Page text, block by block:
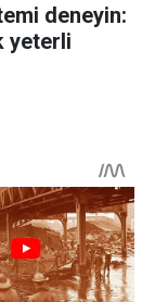
deneyin:
yeterli